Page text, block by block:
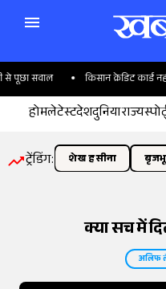
किसान क्रेडिट कार्ड नहीं
होमलेटेस्टदेशदुनियाराज्य
ट्रेंडिंग: शेख हसीना
क्या सच में
अलिफ